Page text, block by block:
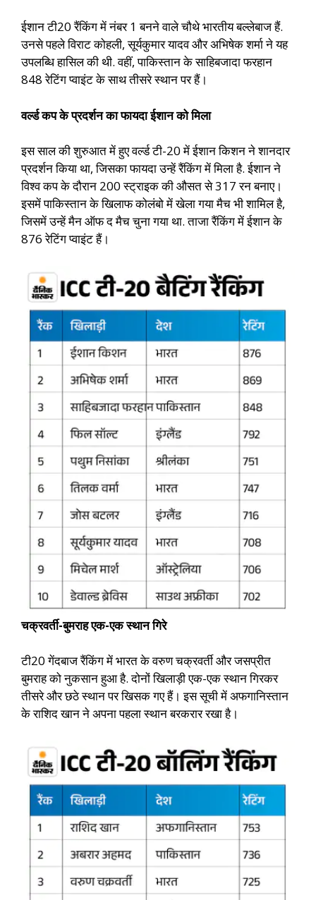
ईशान टी20 रैंकिंग में नंबर 1 बनने वाले चौथे भारतीय बल्लेबाज हैं.
उनसे पहले विराट कोहली, सूर्यकुमार यादव और अभिषेक शर्मा ने यह
उपलब्धि हासिल की थी. वहीं, पाकिस्तान के साहिबजादा फरहान
848 रेटिंग प्वाइंट के साथ तीसरे स्थान पर हैं।
वर्ल्ड कप के प्रदर्शन का फायदा ईशान को मिला
इस साल की शुरुआत में हुए वर्ल्ड टी-20 में ईशान किशन ने शानदार
प्रदर्शन किया था, जिसका फायदा उन्हें रैंकिंग में मिला है. ईशान ने
विश्व कप के दौरान 200 स्ट्राइक की औसत से 317 रन बनाए।
इसमें पाकिस्तान के खिलाफ कोलंबो में खेला गया मैच भी शामिल है,
जिसमें उन्हें मैन ऑफ द मैच चुना गया था. ताजा रैंकिंग में ईशान के
876 रेटिंग प्वाइंट हैं।
चक्रवर्ती-बुमराह एक-एक स्थान गिरे
टी20 गेंदबाज रैंकिंग में भारत के वरुण चक्रवर्ती और जसप्रीत
बुमराह को नुकसान हुआ है. दोनों खिलाड़ी एक-एक स्थान गिरकर
तीसरे और छठे स्थान पर खिसक गए हैं। इस सूची में अफगानिस्तान
के राशिद खान ने अपना पहला स्थान बरकरार रखा है।